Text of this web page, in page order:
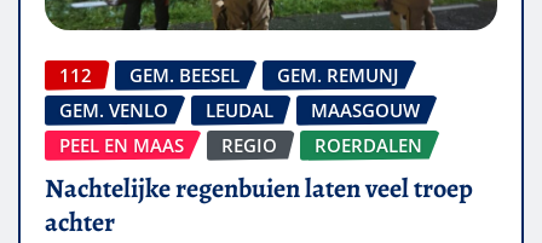
112 GEM. BEESEL
GEM. REMUNJ
GEM. VENLO
LEUDAL
MAASGOUW
PEEL EN MAAS
REGIO ROERDALEN
Nachtelijke regenbuien laten veel troep
achter